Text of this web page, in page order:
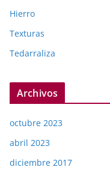
Hierro
Texturas
Tedarraliza
Archivos
octubre 2023
abril 2023
diciembre 2017